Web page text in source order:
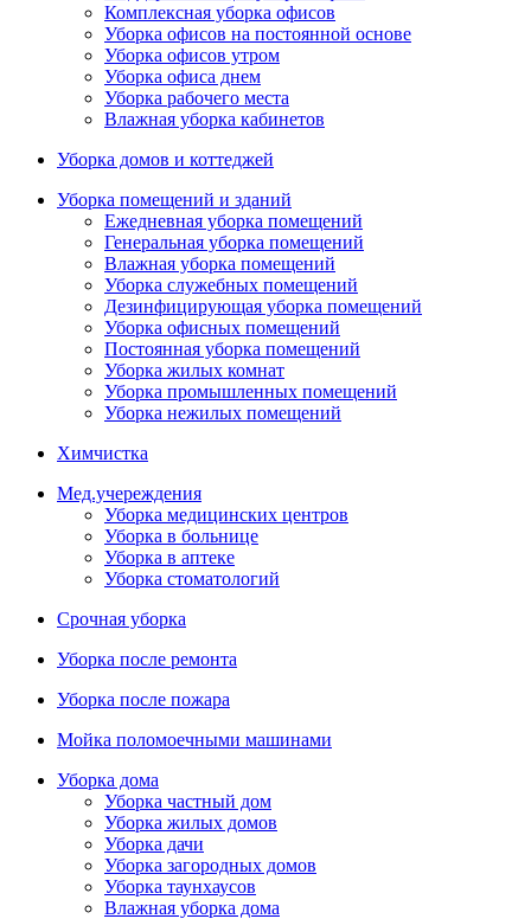
Комплексная уборка офисов
Уборка офисов на постоянной основе
Уборка офисов утром
Уборка офиса днем
Уборка рабочего места
Влажная уборка кабинетов
Уборка домов и коттеджей
Уборка помещений и зданий
Ежедневная уборка помещений
Генеральная уборка помещений
Влажная уборка помещений
Уборка служебных помещений
Дезинфицирующая уборка помещений
Уборка офисных помещений
Постоянная уборка помещений
Уборка жилых комнат
Уборка промышленных помещений
Уборка нежилых помещений
Химчистка
Мед.учереждения
Уборка медицинских центров
Уборка в больнице
Уборка в аптеке
Уборка стоматологий
Срочная уборка
Уборка после ремонта
Уборка после пожара
Мойка поломоечными машинами
Уборка дома
Уборка частный дом
Уборка жилых домов
Уборка дачи
Уборка загородных домов
Уборка таунхаусов
Влажная уборка дома